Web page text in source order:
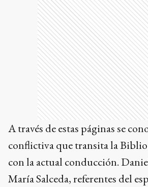
A través de estas páginas se
conflictiva que transita la
con la actual conducción.
María Salceda, referentes del